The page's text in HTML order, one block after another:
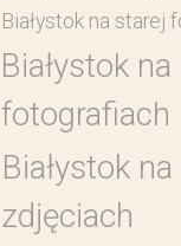
Białystok na starej
Białystok
fotografiach
Białystok
zdjęciach